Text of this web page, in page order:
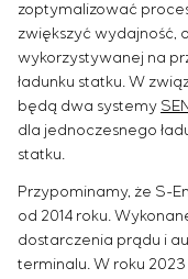
Audyt
zoptymalizować
zwiększyć wydajność,
wykorzystywanej na
ładunku statku. W
będą dwa systemy
dla jednoczesnego
statku.
Przypominamy, że S-
od 2014 roku.
dostarczenia prądu i
terminalu. W roku